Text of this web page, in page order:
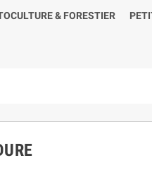
& FORESTIER